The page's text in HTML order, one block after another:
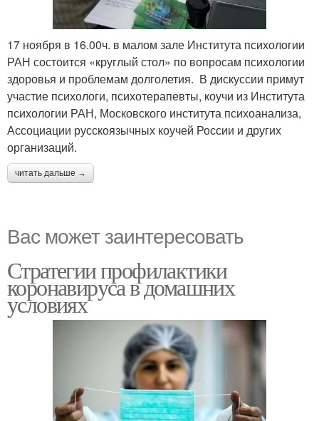
17 ноября в 16.00ч. в малом зале Института психологии
РАН состоится «круглый стол» по вопросам психологии
здоровья и проблемам долголетия. В дискуссии примут
участие психологи, психотерапевты, коучи из Института
психологии РАН, Московского института психоанализа,
Ассоциации русскоязычных коучей России и других
организаций.
читать дальше →
Вас может заинтересовать
Стратегии профилактики
коронавируса в домашних
условиях